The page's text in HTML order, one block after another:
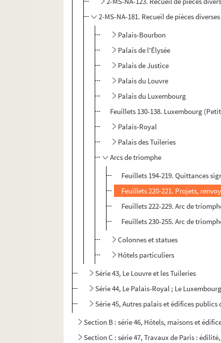
2-MS-NA-181. Recueil de pièces
Palais-Bourbon
Palais de l'Élysée
Palais de Justice
Palais du Louvre
Palais du Luxembourg
Feuillets 130-138. Luxembourg
Palais-Royal
Palais des Tuileries
Arcs de triomphe
Feuillets 194-219. Quittances
Feuillets 220-221. Projets,
Feuillets 222-229. Arc de
Feuillets 230-255. Arc de
Colonnes et statues
Hôtels particuliers
Série 43, Le Louvre et les Tuileries
Série 44, Le Palais-Royal ; Le
Série 45, Autres palais et édifices
Section B : série 46, Hôtels, maisons et
Section C : série 47, Travaux de Paris :